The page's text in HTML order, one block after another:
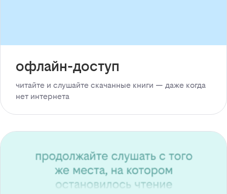
офлайн-доступ
читайте и слушайте скачанные книги — даже когда
нет интернета